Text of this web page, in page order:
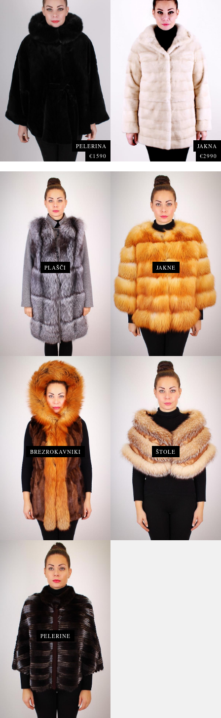
PELERINA
€1590
JAKNA
€2990
PLAŠČI JAKNE
BREZROKAVNIKI ŠTOLE
PELERINE